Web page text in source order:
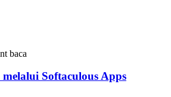
baca
Softaculous Apps